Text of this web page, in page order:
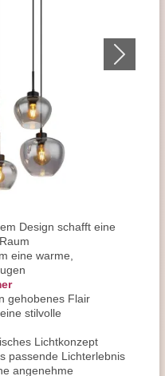
Design schafft eine
eine warme,
gehobenes Flair
stilvolle
Lichtkonzept
passende Lichterlebnis
angenehme